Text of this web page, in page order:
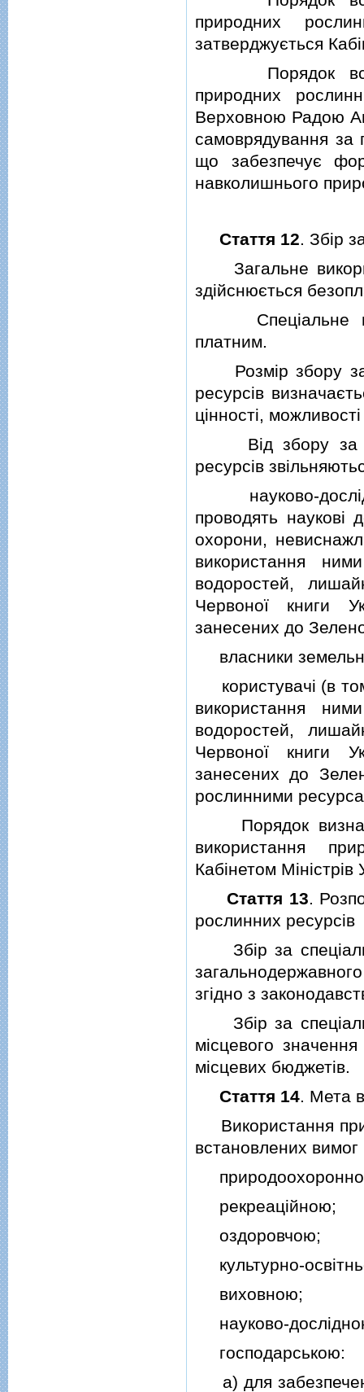
природних
затверджується
Порядок
природних
Верховною Радою
самоврядування за
що забезпечує
навколишнього
Стаття 12. Збiр
Загальне
здiйснюється
Спецiальне
платним.
Розмiр збору за
ресурсiв
цiнностi,
Вiд збору за
ресурсiв
науково-
проводять науковi
охорони,
використання
водоростей,
Червоної книги
занесених до
власники
користувачi (в
використання
водоростей,
Червоної книги
занесених до
рослинними
Порядок
використання
Кабiнетом Мiнiстрiв
Стаття 13.
рослинних ресурсiв
Збiр за
згiдно з
Збiр за
мiсцевого
мiсцевих бюджетiв.
Стаття 14. Мета
Використання
встановлених
рекреацiйною;
оздоровчою;
культурно-
виховною;
науково-
господарською:
а) для